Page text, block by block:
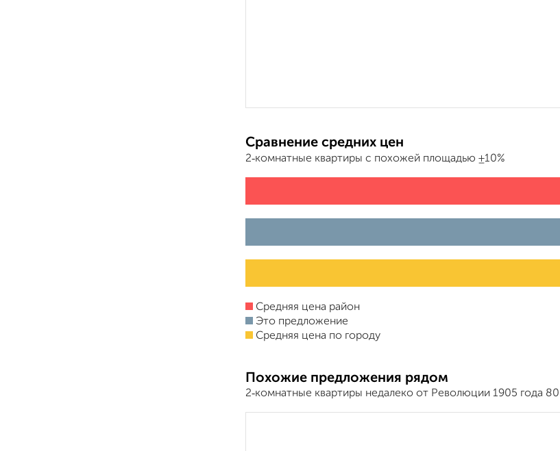
Сравнение средних цен
2‑комнатные квартиры с похожей площадью ±10%
Средняя цена район
Это предложение
Средняя цена по городу
Похожие предложения рядом
2‑комнатные квартиры недалеко от Революции 1905 года 80Г